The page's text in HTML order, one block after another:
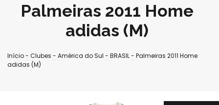
Palmeiras 2011 Home
adidas (M)
Início- Clubes - América do Sul - BRASIL- Palmeiras 2011 Home
adidas (M)